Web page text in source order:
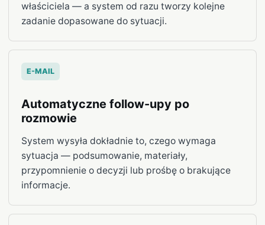
właściciela — a system od razu tworzy kolejne
zadanie dopasowane do sytuacji.
E-MAIL
Automatyczne follow-upy po
rozmowie
System wysyła dokładnie to, czego wymaga
sytuacja — podsumowanie, materiały,
przypomnienie o decyzji lub prośbę o brakujące
informacje.